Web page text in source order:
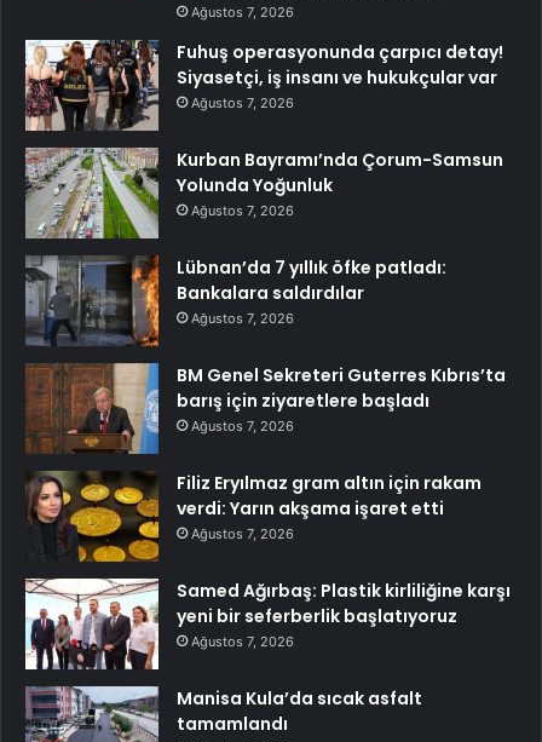
Ağustos 7, 2026
Fuhuş operasyonunda çarpıcı detay!
Siyasetçi, iş insanı ve hukukçular var
Ağustos 7, 2026
Kurban Bayramı’nda Çorum-Samsun
Yolunda Yoğunluk
Ağustos 7, 2026
Lübnan’da 7 yıllık öfke patladı:
Bankalara saldırdılar
Ağustos 7, 2026
BM Genel Sekreteri Guterres Kıbrıs’ta
barış için ziyaretlere başladı
Ağustos 7, 2026
Filiz Eryılmaz gram altın için rakam
verdi: Yarın akşama işaret etti
Ağustos 7, 2026
Samed Ağırbaş: Plastik kirliliğine karşı
yeni bir seferberlik başlatıyoruz
Ağustos 7, 2026
Manisa Kula’da sıcak asfalt
tamamlandı